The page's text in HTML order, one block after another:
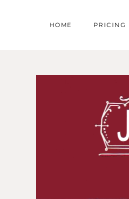
HOME PRICING